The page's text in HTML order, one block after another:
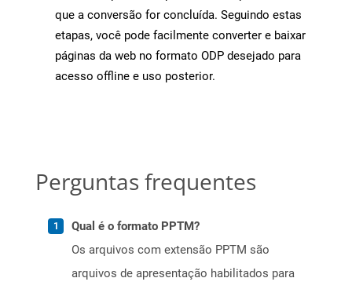
que a conversão for concluída. Seguindo estas
etapas, você pode facilmente converter e baixar
páginas da web no formato ODP desejado para
acesso offline e uso posterior.
Perguntas frequentes
Qual é o formato PPTM?
Os arquivos com extensão PPTM são
arquivos de apresentação habilitados para